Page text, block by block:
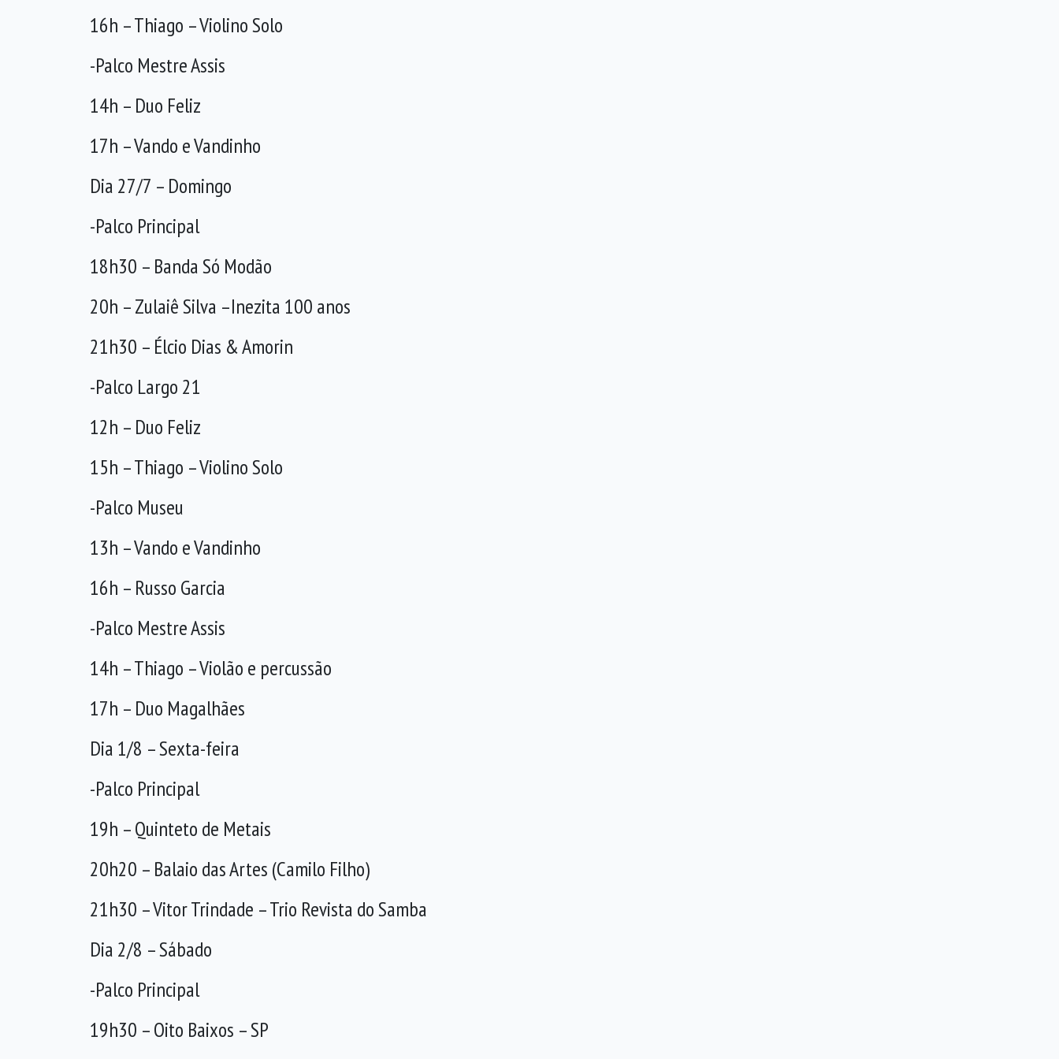
16h – Thiago – Violino Solo
-Palco Mestre Assis
14h – Duo Feliz
17h – Vando e Vandinho
Dia 27/7 – Domingo
-Palco Principal
18h30 – Banda Só Modão
20h – Zulaiê Silva –Inezita 100 anos
21h30 – Élcio Dias & Amorin
-Palco Largo 21
12h – Duo Feliz
15h – Thiago – Violino Solo
-Palco Museu
13h – Vando e Vandinho
16h – Russo Garcia
-Palco Mestre Assis
14h – Thiago – Violão e percussão
17h – Duo Magalhães
Dia 1/8 – Sexta-feira
-Palco Principal
19h – Quinteto de Metais
20h20 – Balaio das Artes (Camilo Filho)
21h30 – Vitor Trindade – Trio Revista do Samba
Dia 2/8 – Sábado
-Palco Principal
19h30 – Oito Baixos – SP